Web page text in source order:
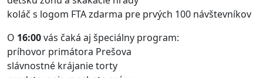
koláč s logom FTA zdarma pre prvých 100 návštevníkov
O 16:00vás čaká aj špeciálny program:
príhovor primátora Prešova
slávnostné krájanie torty